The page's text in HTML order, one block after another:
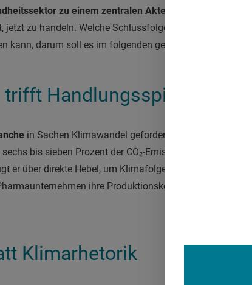
zu einem zentralen Akteur
zu handeln. Welche Schlussfolgerungen
kann, darum soll es im folgenden gehen.
Handlungsspielraum
in Sachen Klimawandel gefordert ist, zeigt ein Blick
bis sieben Prozent der CO₂-Emissionen – mehr als
er über direkte Hebel, um Klimafolgen abzumildern:
ihre Produktionsketten optimieren.
Klimarhetorik